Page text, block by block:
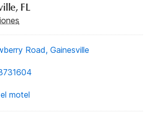
FL
Road, Gainesville
motel